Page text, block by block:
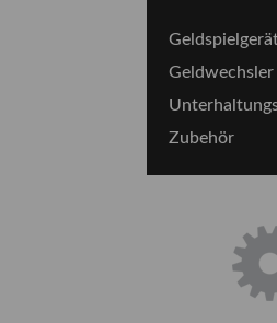
Geldwechsler
Zubehör